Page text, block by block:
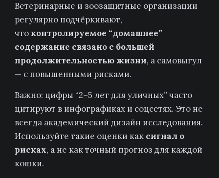
Ветеринарные и зоозащитные организации
регулярно подчёркивают,
что контролируемое “домашнее”
содержание связано с большей
продолжительностью жизни, а самовыгул
— с повышенными рисками.
Важно: цифры “2–5 лет для уличных” часто
цитируют в инфографиках и соцсетях. Это не
всегда академический дизайн исследования.
Используйте такие оценки как сигнал о
рисках, а не как точный прогноз для каждой
кошки.